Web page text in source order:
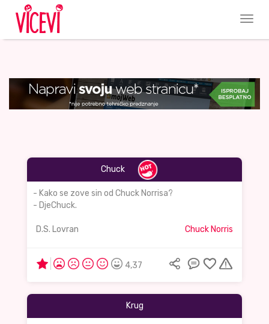
Chuck
- Kako se zove sin od Chuck Norrisa?
- DjeChuck.
D.S. Lovran Chuck Norris
4,37
Krug